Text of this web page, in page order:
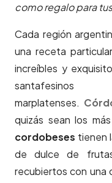
como regalo para
Cada región
una receta
increíbles y
marplatenses.
quizás sean los
cordobeses tienen
de dulce de
recubiertos con una